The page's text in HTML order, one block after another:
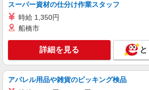
スーパー資材の仕分け作業スタッフ
時給 1,350円
船橋市
詳細を見る
アパレル用品や雑貨のピッキング検品